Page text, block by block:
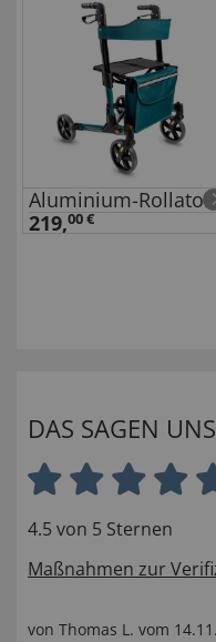
Aluminium-Rollator
219,00 €
DAS SAGEN
4.5 von 5 Sternen
Maßnahmen zur
von Thomas L . vom